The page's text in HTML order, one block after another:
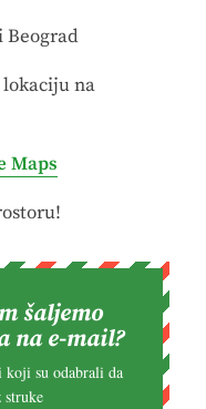
Beograd
na
Maps
šaljemo
na e-mail?
koji su odabrali da